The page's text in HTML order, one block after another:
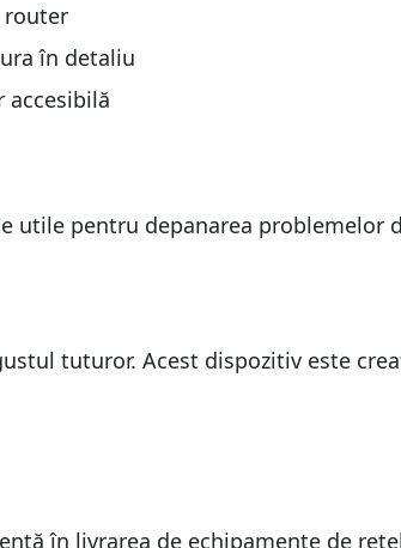
router
în detaliu
utile pentru depanarea problemelor
tuturor. Acest dispozitiv este
în livrarea de echipamente de